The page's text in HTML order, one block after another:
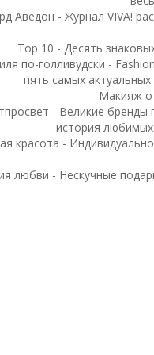
Аведон - Журнал VIVA!
Top 10 - Десять
по-голливудски -
пять самых
Макияж
- Великие
история
красота -
любви - Нескучные